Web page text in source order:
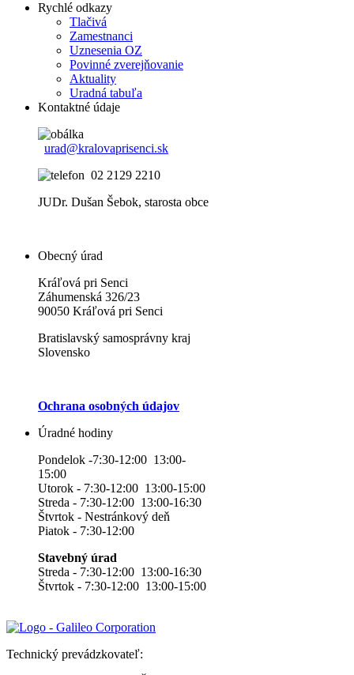
Rychlé odkazy
Tlačivá
Zamestnanci
Uznesenia OZ
Povinné zverejňovanie
Aktuality
Uradná tabuľa
Kontaktné údaje
urad@kralovaprisenci.sk
02 2129 2210
JUDr. Dušan Šebok, starosta obce
Obecný úrad
Kráľová pri Senci
Záhumenská 326/23
90050 Kráľová pri Senci
Bratislavský samosprávny kraj
Slovensko
Ochrana osobných údajov
Úradné hodiny
Pondelok -7:30-12:00 13:00-
15:00
Utorok - 7:30-12:00 13:00-15:00
Streda - 7:30-12:00 13:00-16:30
Štvrtok - Nestránkový deň
Piatok - 7:30-12:00
Stavebný úrad
Streda - 7:30-12:00 13:00-16:30
Štvrtok - 7:30-12:00 13:00-15:00
Technický prevádzkovateľ: